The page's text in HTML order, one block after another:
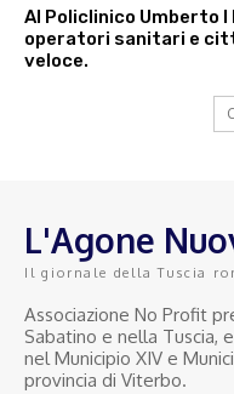
Al Policlinico Umberto
operatori sanitari e
veloce.
L'Agone
Il giornale della Tuscia
Associazione No Profit
Sabatino e nella Tuscia,
nel Municipio XIV e
provincia di Viterbo.